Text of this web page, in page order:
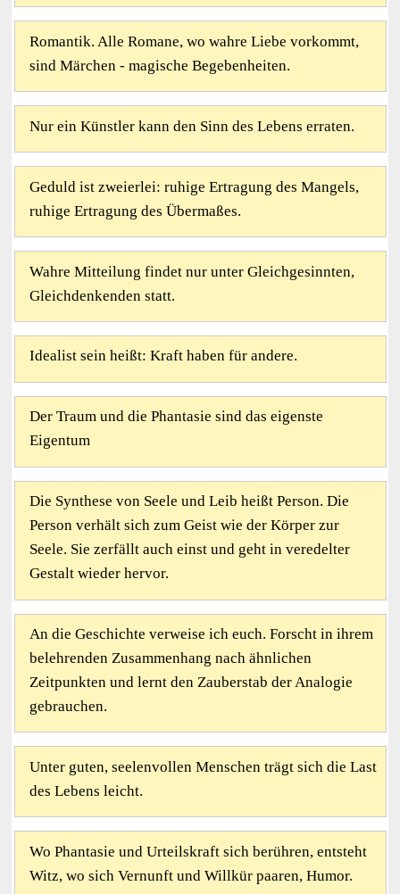
Romantik. Alle Romane, wo wahre Liebe vorkommt,
sind Märchen - magische Begebenheiten.
Nur ein Künstler kann den Sinn des Lebens erraten.
Geduld ist zweierlei: ruhige Ertragung des Mangels,
ruhige Ertragung des Übermaßes.
Wahre Mitteilung findet nur unter Gleichgesinnten,
Gleichdenkenden statt.
Idealist sein heißt: Kraft haben für andere.
Der Traum und die Phantasie sind das eigenste
Eigentum
Die Synthese von Seele und Leib heißt Person. Die
Person verhält sich zum Geist wie der Körper zur
Seele. Sie zerfällt auch einst und geht in veredelter
Gestalt wieder hervor.
An die Geschichte verweise ich euch. Forscht in ihrem
belehrenden Zusammenhang nach ähnlichen
Zeitpunkten und lernt den Zauberstab der Analogie
gebrauchen.
Unter guten, seelenvollen Menschen trägt sich die Last
des Lebens leicht.
Wo Phantasie und Urteilskraft sich berühren, entsteht
Witz, wo sich Vernunft und Willkür paaren, Humor.